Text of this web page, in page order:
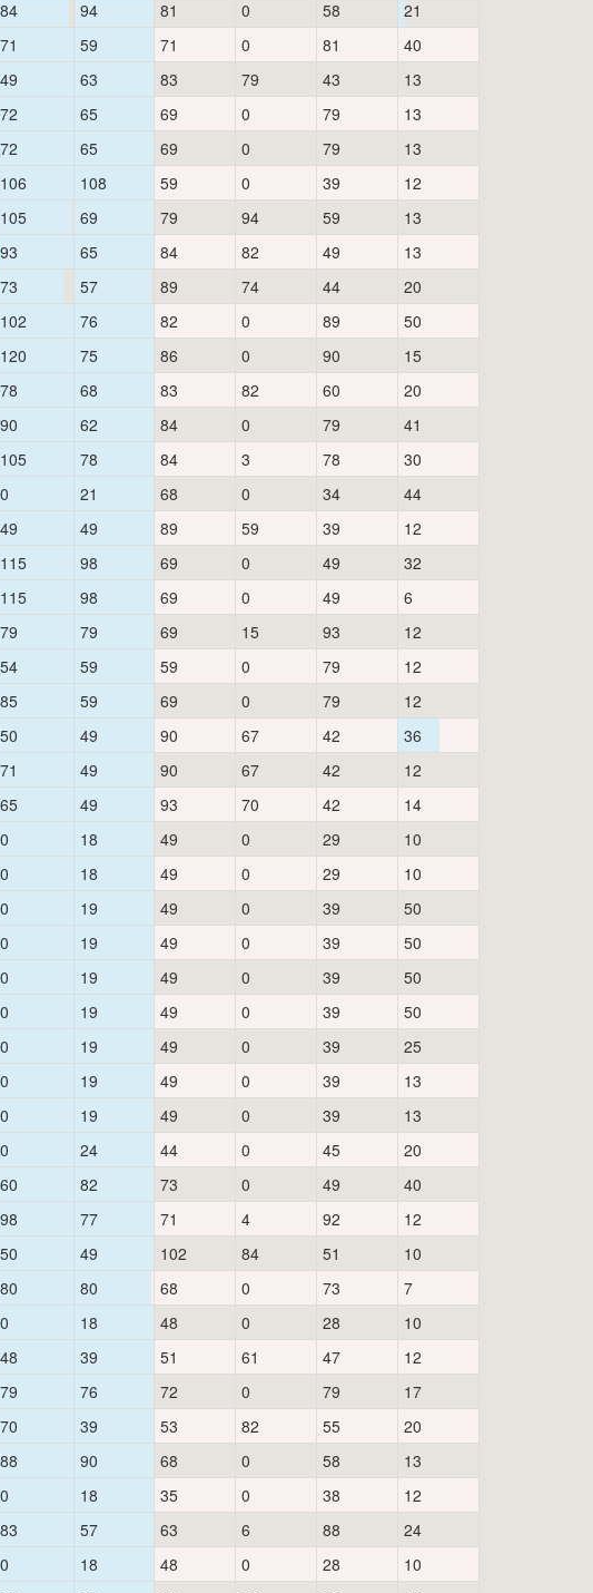
84 94 81 0 58
21
71 59 71 0 81
40
49 63 83 79 43
13
72 65 69 0 79
13
72 65 69 0 79
13
106 108 59 0 39
12
105 69 79 94 59
13
93 65 84 82 49
13
73 57 89 74 44
20
102 76 82 0 89
50
120 75 86 0 90
15
78 68 83 82 60
20
90 62 84 0 79
41
105 78 84 3 78
30
0 21 68 0 34
44
49 49 89 59 39
12
115 98 69 0 49
32
115 98 69 0 49
6
79 79 69 15 93
12
54 59 59 0 79
12
85 59 69 0 79
12
50 49 90 67 42
36
71 49 90 67 42
12
65 49 93 70 42
14
0 18 49 0 29
10
0 18 49 0 29
10
0 19 49 0 39
50
0 19 49 0 39
50
0 19 49 0 39
50
0 19 49 0 39
50
0 19 49 0 39
25
0 19 49 0 39
13
0 19 49 0 39
13
0 24 44 0 45
20
60 82 73 0 49
40
98 77 71 4 92
12
50 49 102 84 51
10
80 80 68 0 73
7
0 18 48 0 28
10
48 39 51 61 47
12
79 76 72 0 79
17
70 39 53 82 55
20
88 90 68 0 58
13
0 18 35 0 38
12
83 57 63 6 88
24
0 18 48 0 28
10